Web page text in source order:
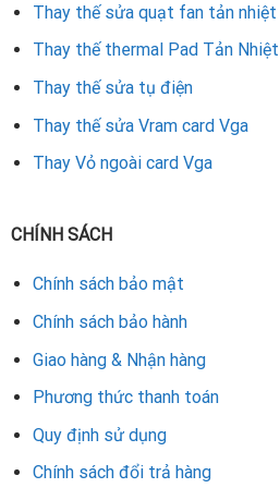
Repair Card Vga cam kết mang lại
gặp sự cố, hãy liên hệ ngay để
hiệu quả.
Rate this
Thay thế sửa quạt fan tản nhiệt
Thay thế thermal Pad Tản Nhiệt
Thay thế sửa tụ điện
Thay thế sửa Vram card Vga
Thay Vỏ ngoài card Vga
CHÍNH SÁCH
Chính sách bảo mật
Chính sách bảo hành
Giao hàng & Nhận hàng
Phương thức thanh toán
Quy định sử dụng
Chính sách đổi trả hàng